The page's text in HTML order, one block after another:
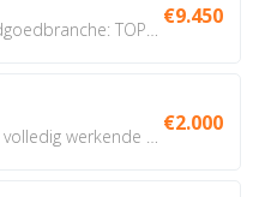
€9.450
€2.000